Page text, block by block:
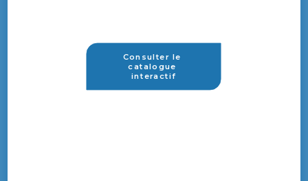
Consulter le
catalogue
interactif